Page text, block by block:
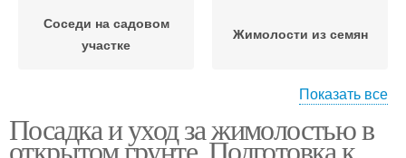
Соседи на садовом
участке
Жимолости из семян
корневой
Съедобная жимолость
Показать все
Посадка и уход за жимолостью в